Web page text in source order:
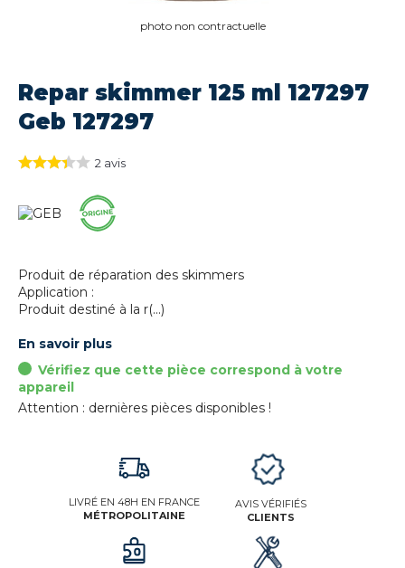
photo non contractuelle
Repar skimmer 125 ml 127297
Geb 127297
2 avis
Produit de réparation des skimmers
Application :
Produit destiné à la r(...)
En savoir plus
Vérifiez que cette pièce correspond à votre
appareil
Attention : dernières pièces disponibles !
LIVRÉ EN 48H EN FRANCE
MÉTROPOLITAINE
AVIS VÉRIFIÉS
CLIENTS